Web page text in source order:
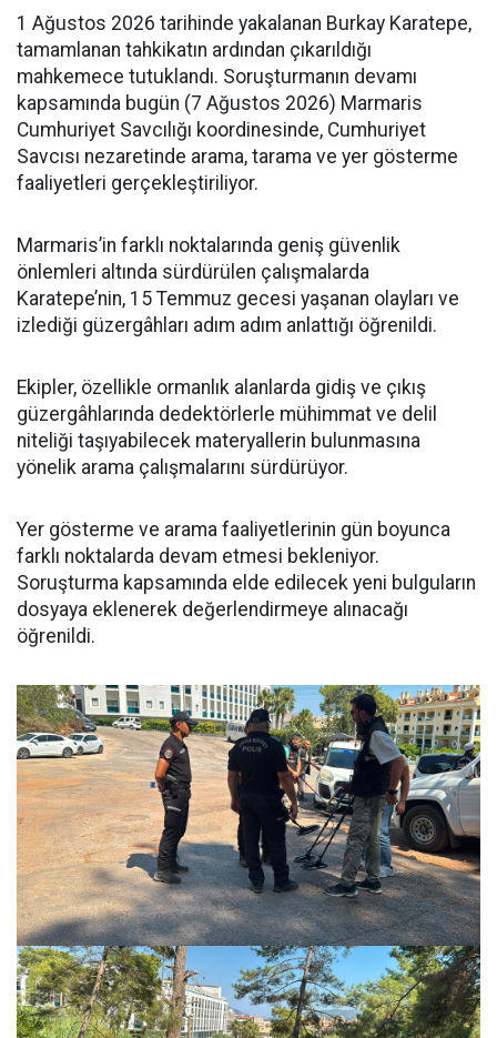
1 Ağustos 2026 tarihinde yakalanan Burkay Karatepe,
tamamlanan tahkikatın ardından çıkarıldığı
mahkemece tutuklandı. Soruşturmanın devamı
kapsamında bugün (7 Ağustos 2026) Marmaris
Cumhuriyet Savcılığı koordinesinde, Cumhuriyet
Savcısı nezaretinde arama, tarama ve yer gösterme
faaliyetleri gerçekleştiriliyor.
Marmaris’in farklı noktalarında geniş güvenlik
önlemleri altında sürdürülen çalışmalarda
Karatepe’nin, 15 Temmuz gecesi yaşanan olayları ve
izlediği güzergâhları adım adım anlattığı öğrenildi.
Ekipler, özellikle ormanlık alanlarda gidiş ve çıkış
güzergâhlarında dedektörlerle mühimmat ve delil
niteliği taşıyabilecek materyallerin bulunmasına
yönelik arama çalışmalarını sürdürüyor.
Yer gösterme ve arama faaliyetlerinin gün boyunca
farklı noktalarda devam etmesi bekleniyor.
Soruşturma kapsamında elde edilecek yeni bulguların
dosyaya eklenerek değerlendirmeye alınacağı
öğrenildi.